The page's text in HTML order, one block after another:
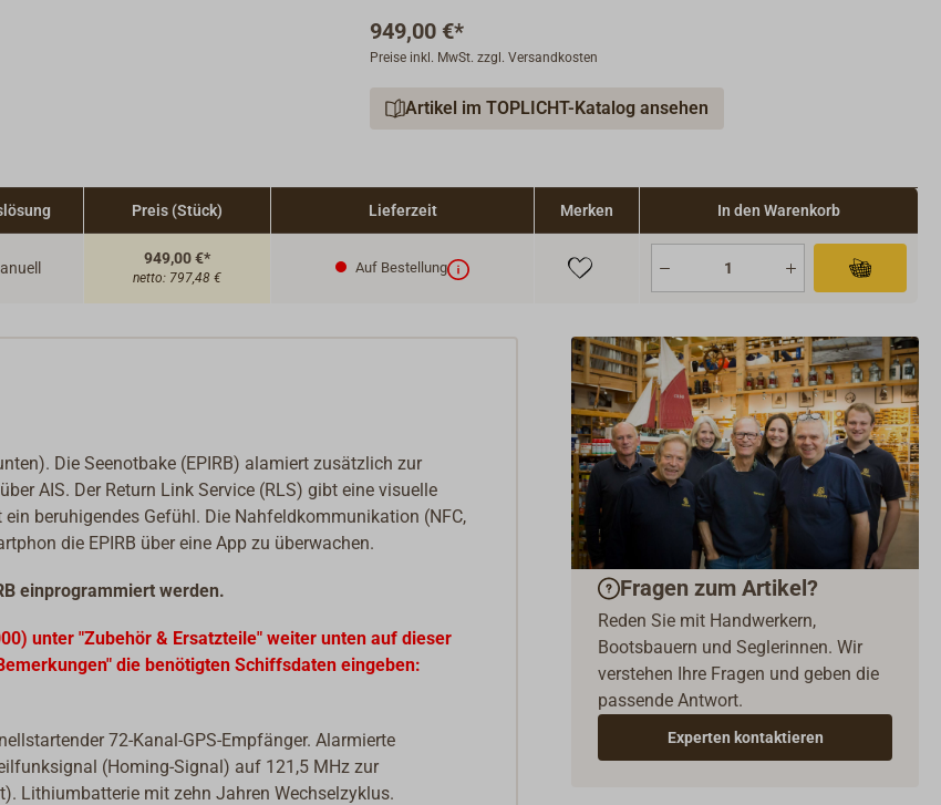
Kategorie II, manuelle Aktivierung:
Die EPIRB muss im Notfall manuell aktiviert werden.
Maße H x B x T: 280 x 109 x 111 mm, Antennenlänge 190 mm.
949,00 €*
Preise inkl. MwSt. zzgl. Versandkosten
Artikel im TOPLICHT-Katalog ansehen
Preis (Stück) Lieferzeit Merken In den Warenkorb
949,00 €*
netto: 797,48 €
Auf Bestellung
Die Seenotbake (EPIRB) alamiert zusätzlich zur
AIS. Der Return Link Service (RLS) gibt eine visuelle
beruhigendes Gefühl. Die Nahfeldkommunikation (NFC,
die EPIRB über eine App zu überwachen.
einprogrammiert werden.
unter "Zubehör & Ersatzteile" weiter unten auf dieser
die benötigten Schiffsdaten eingeben:
72-Kanal-GPS-Empfänger. Alarmierte
(Homing-Signal) auf 121,5 MHz zur
Lithiumbatterie mit zehn Jahren Wechselzyklus.
Fragen zum Artikel?
Reden Sie mit Handwerkern,
Bootsbauern und Seglerinnen. Wir
verstehen Ihre Fragen und geben die
passende Antwort.
Experten kontaktieren